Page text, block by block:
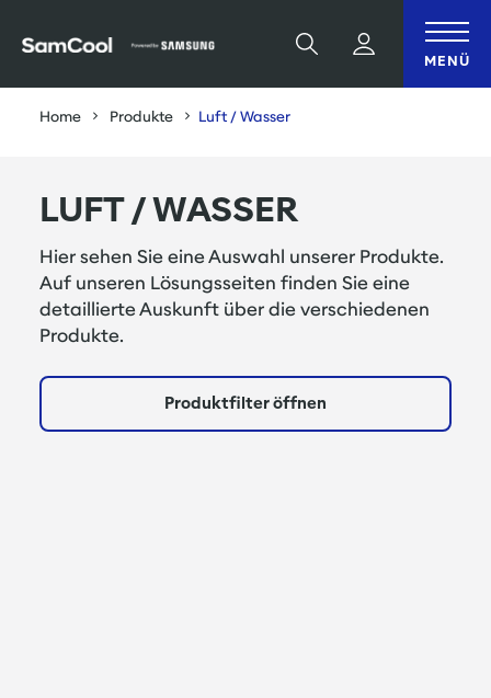
Suche MENÜ
Home Produkte Luft / Wasser
LUFT / WASSER
Hier sehen Sie eine Auswahl unserer Produkte.
Auf unseren Lösungsseiten finden Sie eine
detaillierte Auskunft über die verschiedenen
Produkte.
Produktfilter öffnen